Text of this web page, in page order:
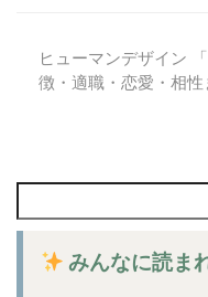
ヒューマンデザイン
徴・適職・恋愛・相
みんなに読ま